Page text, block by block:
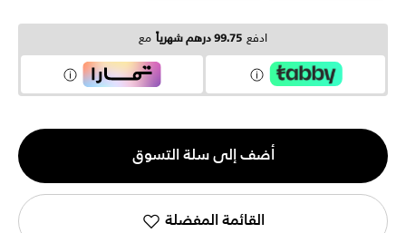
ادفع 99.75 درهم شهرياً مع
الكمية
1
أضف إلى سلة التسوق
القائمة المفضلة